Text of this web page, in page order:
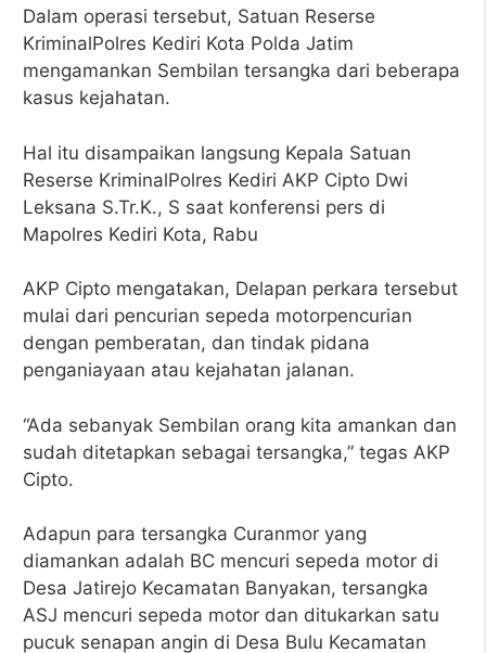
Dalam operasi tersebut, Satuan Reserse
KriminalPolres Kediri Kota Polda Jatim
mengamankan Sembilan tersangka dari beberapa
kasus kejahatan.
Hal itu disampaikan langsung Kepala Satuan
Reserse KriminalPolres Kediri AKP Cipto Dwi
Leksana S.Tr.K., S saat konferensi pers di
Mapolres Kediri Kota, Rabu
AKP Cipto mengatakan, Delapan perkara tersebut
mulai dari pencurian sepeda motorpencurian
dengan pemberatan, dan tindak pidana
penganiayaan atau kejahatan jalanan.
“Ada sebanyak Sembilan orang kita amankan dan
sudah ditetapkan sebagai tersangka,” tegas AKP
Cipto.
Adapun para tersangka Curanmor yang
diamankan adalah BC mencuri sepeda motor di
Desa Jatirejo Kecamatan Banyakan, tersangka
ASJ mencuri sepeda motor dan ditukarkan satu
pucuk senapan angin di Desa Bulu Kecamatan